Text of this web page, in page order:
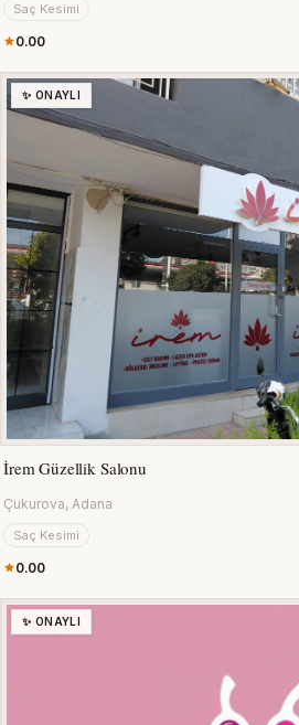
Saç Kesimi
0.00
✨ ONAYLI
İrem Güzellik Salonu
Çukurova, Adana
Saç Kesimi
0.00
✨ ONAYLI